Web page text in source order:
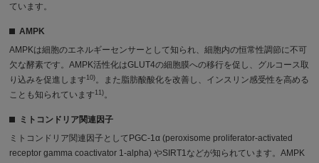
ています。
AMPK
AMPKは細胞のエネルギーセンサーとして知られ、細胞内の恒常性調節に不可
欠な酵素です。AMPK活性化はGLUT4の細胞膜への移行を促し、グルコース取
り込みを促進します 10)。また脂肪酸酸化を改善し、インスリン感受性を高める
ことも知られています 11)。
ミトコンドリア関連因子
ミトコンドリア関連因子としてPGC-1α (peroxisome proliferator-activated
receptor gamma coactivator 1-alpha) やSIRT1などが知られています。AMPK